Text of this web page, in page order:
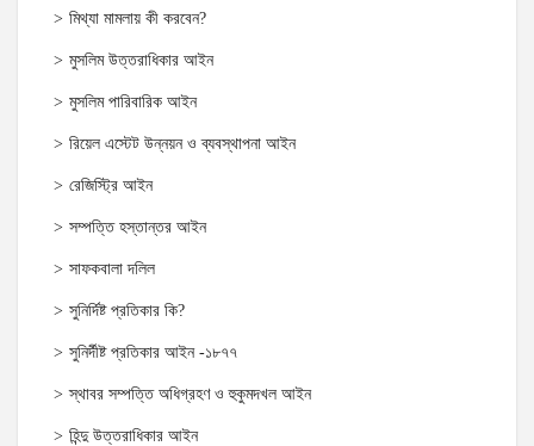
মিথ্যা মামলায় কী করবেন?
মুসলিম উত্তরাধিকার আইন
মুসলিম পারিবারিক আইন
রিয়েল এস্টেট উন্নয়ন ও ব্যবস্থাপনা আইন
রেজিস্ট্রি আইন
সম্পত্তি হস্তান্তর আইন
সাফকবালা দলিল
সুনির্দিষ্ট প্রতিকার কি?
সুনির্দীষ্ট প্রতিকার আইন -১৮৭৭
স্থাবর সম্পত্তি অধিগ্রহণ ও হুকুমদখল আইন
হিন্দু উত্তরাধিকার আইন